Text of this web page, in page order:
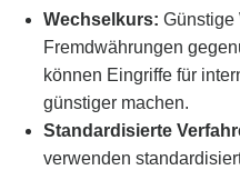
Wechselkurs: Günstige
Fremdwährungen
können Eingriffe für
günstiger machen.
Standardisierte
verwenden